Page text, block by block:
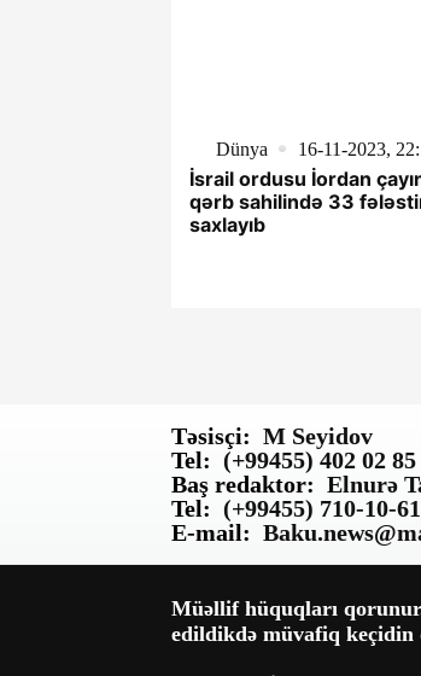
Dünya 16-11-2023,
İsrail ordusu İordan
qərb sahilində 33
saxlayıb
Təsisçi: M Seyidov
Tel: (+99455) 402 02 85
Baş redaktor: Elnurə
Tel: (+99455) 710-10-61
E-mail:
Müəllif hüquqları
edildikdə müvafiq keçidin